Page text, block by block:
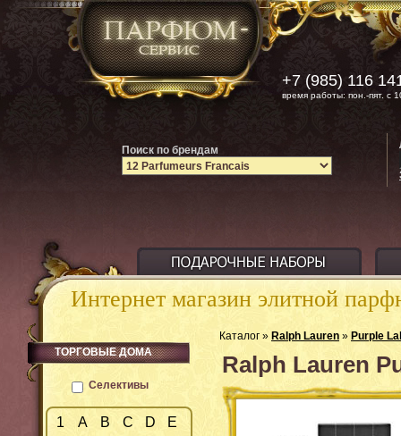
Интернет магазин элитной
Каталог » Ralph Lauren » Purple
Ralph Lauren
ТОРГОВЫЕ ДОМА
Селективы
1 A B C D
E
+7 (985) 116
время работы: пон.-пят. с
Поиск по брендам